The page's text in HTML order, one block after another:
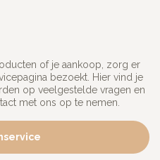
of je aankoop, zorg er
bezoekt. Hier vind je
op veelgestelde vragen en
met ons op te nemen.